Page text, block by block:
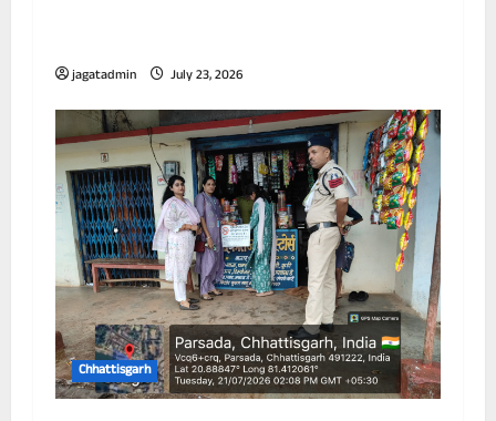
jagatadmin July 23, 2026
Chhattisgarh